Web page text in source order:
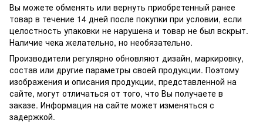
Вы можете обменять или вернуть приобретенный ранее
товар в течение 14 дней после покупки при условии, если
целостность упаковки не нарушена и товар не был вскрыт.
Наличие чека желательно, но необязательно.
Производители регулярно обновляют дизайн, маркировку,
состав или другие параметры своей продукции. Поэтому
изображения и описания продукции, представленной на
сайте, могут отличаться от того, что Вы получаете в
заказе. Информация на сайте может изменяться с
задержкой.